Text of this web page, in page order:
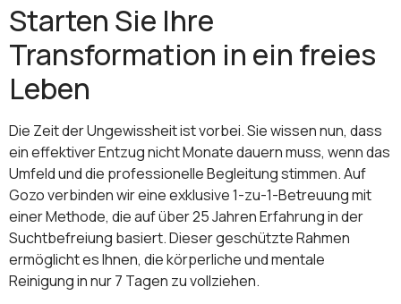
Starten Sie Ihre
Transformation in ein freies
Leben
Die Zeit der Ungewissheit ist vorbei. Sie wissen nun, dass
ein effektiver Entzug nicht Monate dauern muss, wenn das
Umfeld und die professionelle Begleitung stimmen. Auf
Gozo verbinden wir eine exklusive 1-zu-1-Betreuung mit
einer Methode, die auf über 25 Jahren Erfahrung in der
Suchtbefreiung basiert. Dieser geschützte Rahmen
ermöglicht es Ihnen, die körperliche und mentale
Reinigung in nur 7 Tagen zu vollziehen.